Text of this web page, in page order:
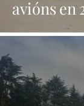
avións en